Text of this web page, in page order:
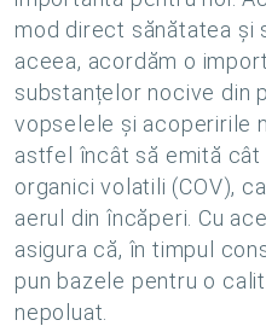
mod direct sănătatea și
aceea, acordăm o
substanțelor nocive din
vopselele și acoperirile
astfel încât să emită cât
organici volatili (COV),
aerul din încăperi. Cu
asigura că, în timpul
pun bazele pentru o
nepoluat.